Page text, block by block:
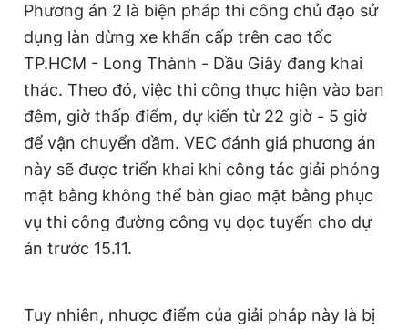
Phương án 2 là biện pháp thi công chủ đạo sử
dụng làn dừng xe khẩn cấp trên cao tốc
TP.HCM - Long Thành - Dầu Giây đang khai
thác. Theo đó, việc thi công thực hiện vào ban
đêm, giờ thấp điểm, dự kiến từ 22 giờ - 5 giờ
để vận chuyển dầm. VEC đánh giá phương án
này sẽ được triển khai khi công tác giải phóng
mặt bằng không thể bàn giao mặt bằng phục
vụ thi công đường công vụ dọc tuyến cho dự
án trước 15.11.
Tuy nhiên, nhược điểm của giải pháp này là bị